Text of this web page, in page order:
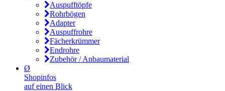
Auspufftöpfe
Rohrbögen
Adapter
Auspuffrohre
Fächerkrümmer
Endrohre
Zubehör / Anbaumaterial
Ø
Shopinfos
auf einen Blick